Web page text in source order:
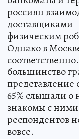
россиян
доставщиками
физическим
Однако в
большинство
представление
65% слышали о
знакомы с
респондентов
вовсе.